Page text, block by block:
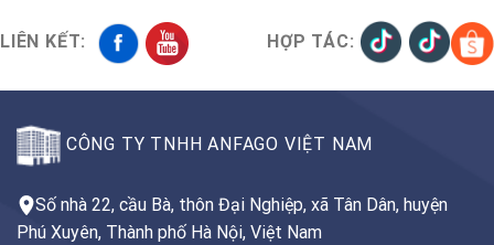
LIÊN KẾT: HỢP TÁC:
CÔNG TY TNHH ANFAGO VIỆT NAM
Số nhà 22, cầu Bà, thôn Đại Nghiệp, xã Tân Dân, huyện
Phú Xuyên, Thành phố Hà Nội, Việt Nam